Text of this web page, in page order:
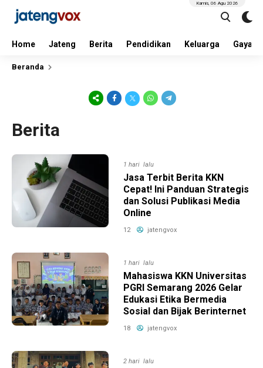
Home Jateng Berita Pendidikan Keluarga Gaya
Kamis, 06 Agu 2026
Beranda
Berita
1 hari lalu
Jasa Terbit Berita KKN
Cepat! Ini Panduan Strategis
dan Solusi Publikasi Media
Online
12 jatengvox
1 hari lalu
Mahasiswa KKN Universitas
PGRI Semarang 2026 Gelar
Edukasi Etika Bermedia
Sosial dan Bijak Berinternet
18 jatengvox
2 hari lalu